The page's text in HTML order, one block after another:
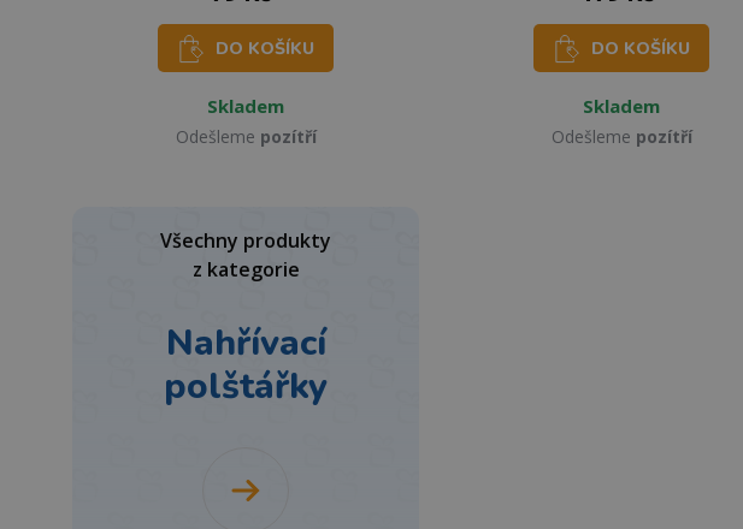
DO KOŠÍKU
Skladem
Odešleme pozítří
DO KOŠÍKU
Skladem
Odešleme pozítří
Všechny produkty
z kategorie
Nahřívací
polštářky